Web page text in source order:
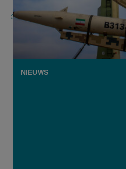
10 MAART 2026
NIEUWS